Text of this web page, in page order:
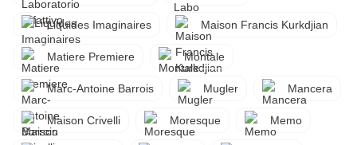
Liquides Imaginaires Maison Francis Kurkdjian
Matiere Premiere Montale
Marc-Antoine Barrois Mugler Mancera
Maison Crivelli Moresque Memo